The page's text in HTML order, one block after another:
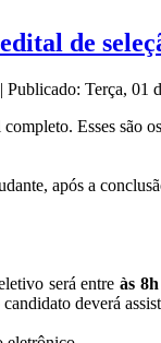
de
| Publicado: Terça, 01
Esses são
após a
será entreàs
deverá